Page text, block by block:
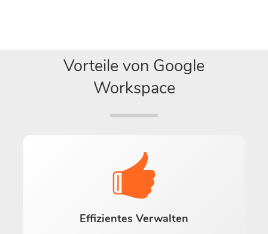
Vorteile von Google
Workspace
Effizientes Verwalten